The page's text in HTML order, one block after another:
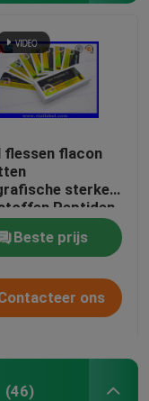
flessen flacon
sterke
Peptiden
etiketten
Beste prijs
ons
(46)